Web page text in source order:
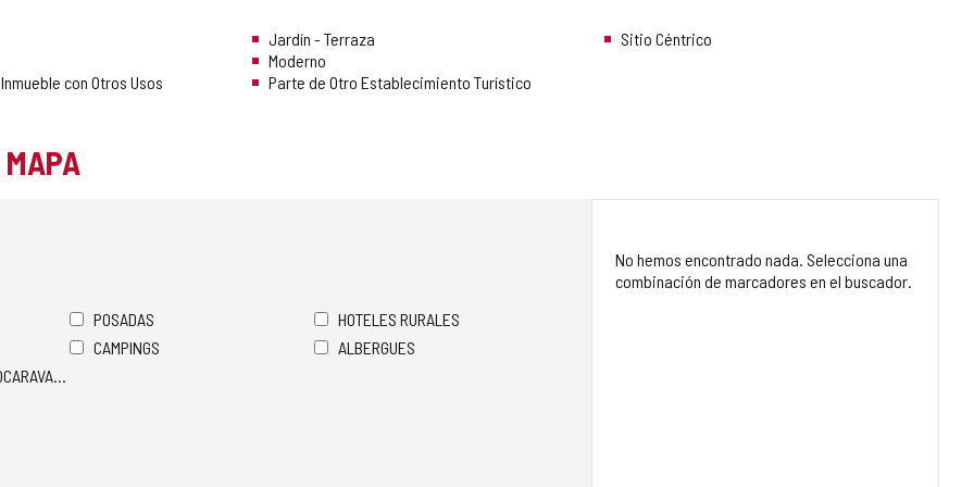
con Otros Usos
Jardín - Terraza
Moderno
Parte de Otro Establecimiento Turístico
Sitio Céntrico
POSADAS
HOTELES RURALES
CAMPINGS
ALBERGUES
No hemos encontrado nada. Selecciona una
combinación de marcadores en el buscador.